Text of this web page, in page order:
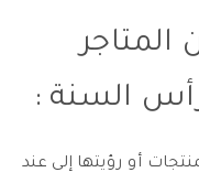
رأس السنة :
أو رؤيتها إلى عند